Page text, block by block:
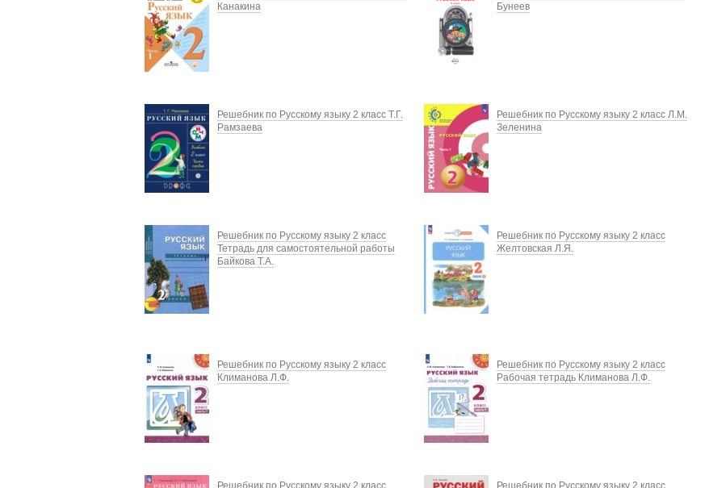
Канакина
Бунеев
Решебник по Русскому языку 2 класс Т.Г.
Рамзаева
Решебник по Русскому языку 2 класс Л.М.
Зеленина
Решебник по Русскому языку 2 класс
Тетрадь для самостоятельной работы
Байкова Т.А.
Решебник по Русскому языку 2 класс
Желтовская Л.Я.
Решебник по Русскому языку 2 класс
Климанова Л.Ф.
Решебник по Русскому языку 2 класс
Рабочая тетрадь Климанова Л.Ф.
Решебник по Русскому языку 2 класс
Решебник по Русскому языку 2 класс